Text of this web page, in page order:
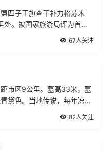
四子王旗查干补力格苏木
。被国家旅游局评为首批
67人关注
市区9公里。墓高33米，墓
黛色。当地传说，每年凉秋
82人关注